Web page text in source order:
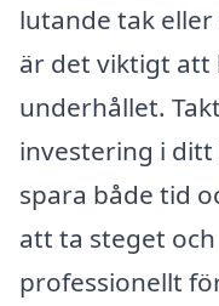
lutande tak
är det viktigt att
underhållet.
investering i ditt
spara både tid
att ta steget
professionellt